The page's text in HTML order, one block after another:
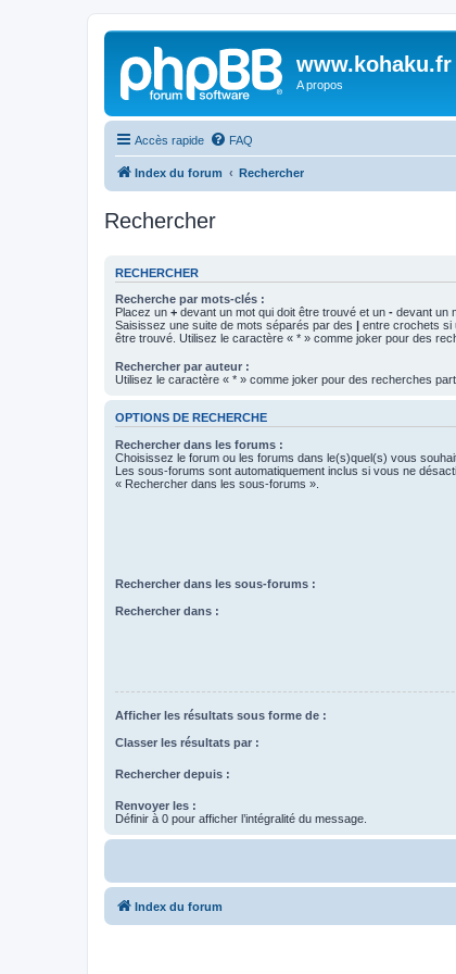
www.kohaku.fr
A propos
Accès rapide FAQ
Index du forum Rechercher
Rechercher
RECHERCHER
Recherche par mots-clés :
Placez un + devant un mot qui doit être trouvé et un - devant un
Saisissez une suite de mots séparés par des | entre crochets si
être trouvé. Utilisez le caractère « * » comme joker pour des
Rechercher par auteur :
Utilisez le caractère « * » comme joker pour des recherches
OPTIONS DE RECHERCHE
Rechercher dans les forums :
Choisissez le forum ou les forums dans le(s)quel(s) vous
Les sous-forums sont automatiquement inclus si vous ne
« Rechercher dans les sous-forums ».
Rechercher dans les sous-forums :
Rechercher dans :
Afficher les résultats sous forme de :
Classer les résultats par :
Rechercher depuis :
Renvoyer les :
Définir à 0 pour afficher l’intégralité du message.
Index du forum